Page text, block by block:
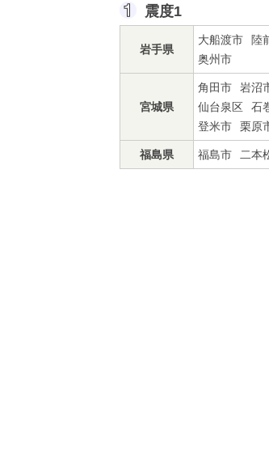
震度1
岩手県
大船渡市 陸
奥州市
宮城県
角田市 岩沼
仙台泉区
石
登米市
栗原
福島県 福島市 二本